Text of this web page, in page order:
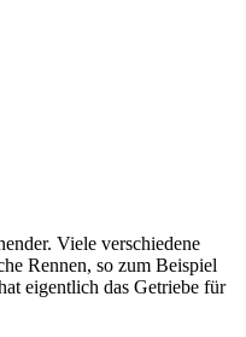
Viele verschiedene
Rennen, so zum Beispiel
eigentlich das Getriebe für